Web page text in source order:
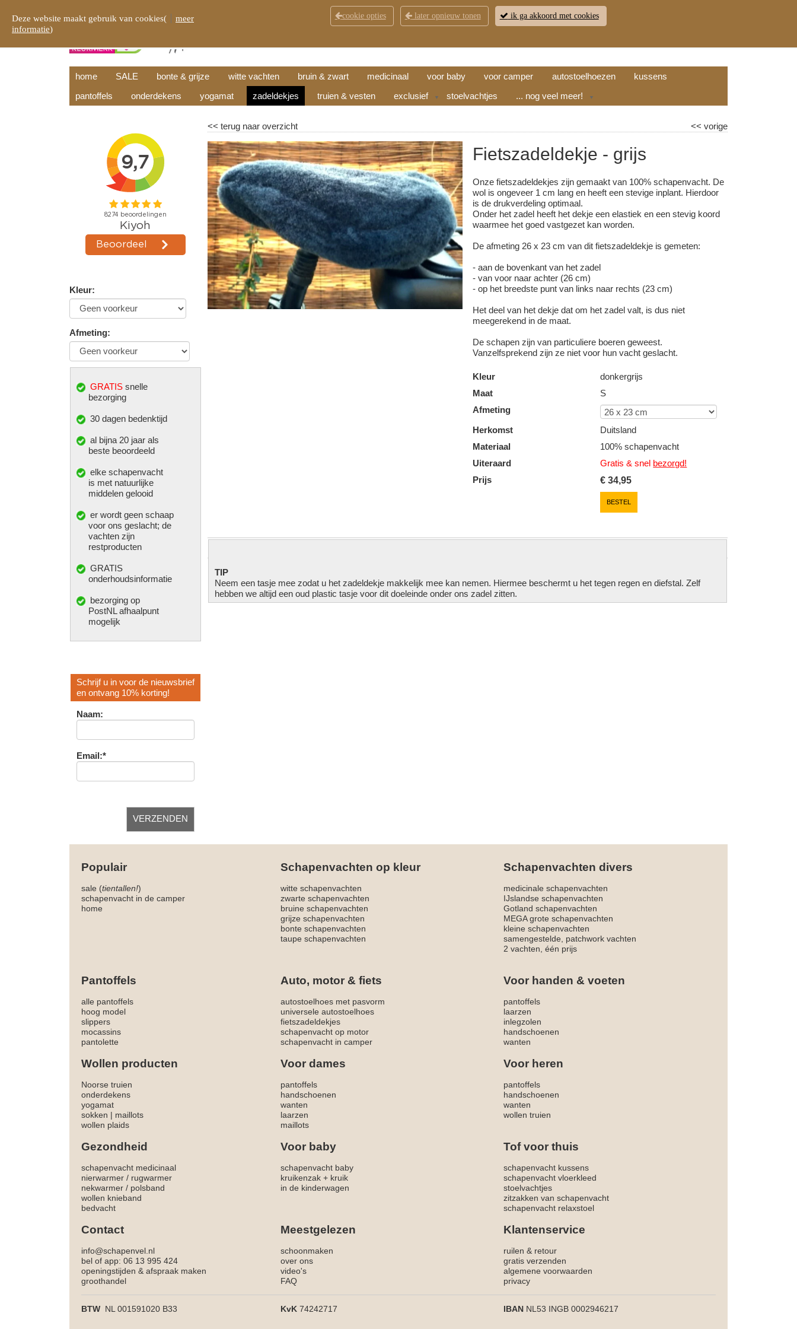
KLANTENSERVICE CONTACT OPENINGSTIJDEN RETOUR WINKELWAGEN (
home SALE bonte & grijze witte vachten bruin & zwart medicinaal voor baby voor camper autostoelhoezen
kussens
pantoffels
onderdekens yogamat zadeldekjes truien & vesten exclusief ▼ stoelvachtjes ... nog veel meer! ▼
Kleur:
Afmeting:
GRATIS snelle
bezorging
30 dagen bedenktijd
al bijna 20 jaar als
beste beoordeeld
elke schapenvacht
is met natuurlijke
middelen gelooid
er wordt geen schaap
voor ons geslacht; de
vachten zijn
restproducten
GRATIS
onderhoudsinformatie
bezorging op
PostNL afhaalpunt
mogelijk
Schrijf u in voor de nieuwsbrief
en ontvang 10% korting!
Naam:
Email:*
<<terug naar overzicht << vorige
Fietszadeldekje - grijs
Onze fietszadeldekjes zijn gemaakt van 100% schapenvacht. De
wol is ongeveer 1 cm lang en heeft een stevige inplant. Hierdoor
is de drukverdeling optimaal.
Onder het zadel heeft het dekje een elastiek en een stevig koord
waarmee het goed vastgezet kan worden.
De afmeting 26 x 23 cm van dit fietszadeldekje is gemeten:
- aan de bovenkant van het zadel
- van voor naar achter (26 cm)
- op het breedste punt van links naar rechts (23 cm)
Het deel van het dekje dat om het zadel valt, is dus niet
meegerekend in de maat.
De schapen zijn van particuliere boeren geweest.
Vanzelfsprekend zijn ze niet voor hun vacht geslacht.
Kleur
donkergrijs
Maat
S
Afmeting
Herkomst
Duitsland
Materiaal
100% schapenvacht
Uiteraard
Gratis & snel bezorgd!
Prijs
€34,95
BESTEL
TIP
Neem een tasje mee zodat u het zadeldekje makkelijk mee kan nemen. Hiermee beschermt u het tegen regen en diefstal. Zelf
hebben we altijd een oud plastic tasje voor dit doeleinde onder ons zadel zitten.
Populair Schapenvachten op kleur Schapenvachten divers
sale (tientallen!) witte schapenvachten
medicinale schapenvachten
schapenvacht in de camper
zwarte schapenvachten
IJslandse schapenvachten
home
bruine schapenvachten
Gotland schapenvachten
grijze schapenvachten
MEGA grote schapenvachten
bonte schapenvachten
kleine schapenvachten
taupe schapenvachten
samengestelde, patchwork vachten
2 vachten, één prijs
Pantoffels Auto, motor & fiets Voor handen & voeten
alle pantoffels autostoelhoes met pasvorm
pantoffels
hoog model
universele autostoelhoes
laarzen
slippers
fietszadeldekjes
inlegzolen
mocassins
schapenvacht op motor
handschoenen
pantolette
schapenvacht in camper wanten
Wollen producten Voor dames Voor heren
Noorse truien pantoffels
pantoffels
onderdekens
handschoenen
handschoenen
yogamat
wanten
wanten
sokken | maillots laarzen
wollen truien
wollen plaids
maillots
Gezondheid Voor baby Tof voor thuis
schapenvacht medicinaal schapenvacht baby
schapenvacht kussens
nierwarmer / rugwarmer kruikenzak + kruik
schapenvacht vloerkleed
nekwarmer / polsband in de kinderwagen
stoelvachtjes
wollen knieband
zitzakken van schapenvacht
bedvacht
schapenvacht relaxstoel
Contact Meestgelezen Klantenservice
info@schapenvel.nl schoonmaken
ruilen & retour
bel of app: 06 13 995 424
over ons
gratis verzenden
openingstijden & afspraak maken
video's
algemene voorwaarden
groothandel
FAQ privacy
BTW NL 001591020 B33 KvK 74242717 IBAN NL53 INGB 0002946217
Deze website maakt gebruik van cookies(
meer
informatie)
cookie opties later opnieuw tonen ik ga akkoord met cookies